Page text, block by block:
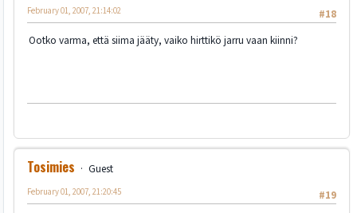
#18
February 01, 2007, 21:14:02
Ootko varma, että siima jääty, vaiko hirttikö jarru vaan kiinni?
Tosimies
Guest
#19
February 01, 2007, 21:20:45